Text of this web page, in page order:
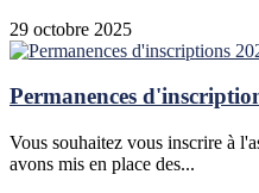
29 octobre 2025
Permanences
Vous souhaitez vous inscrire à
avons mis en place des...